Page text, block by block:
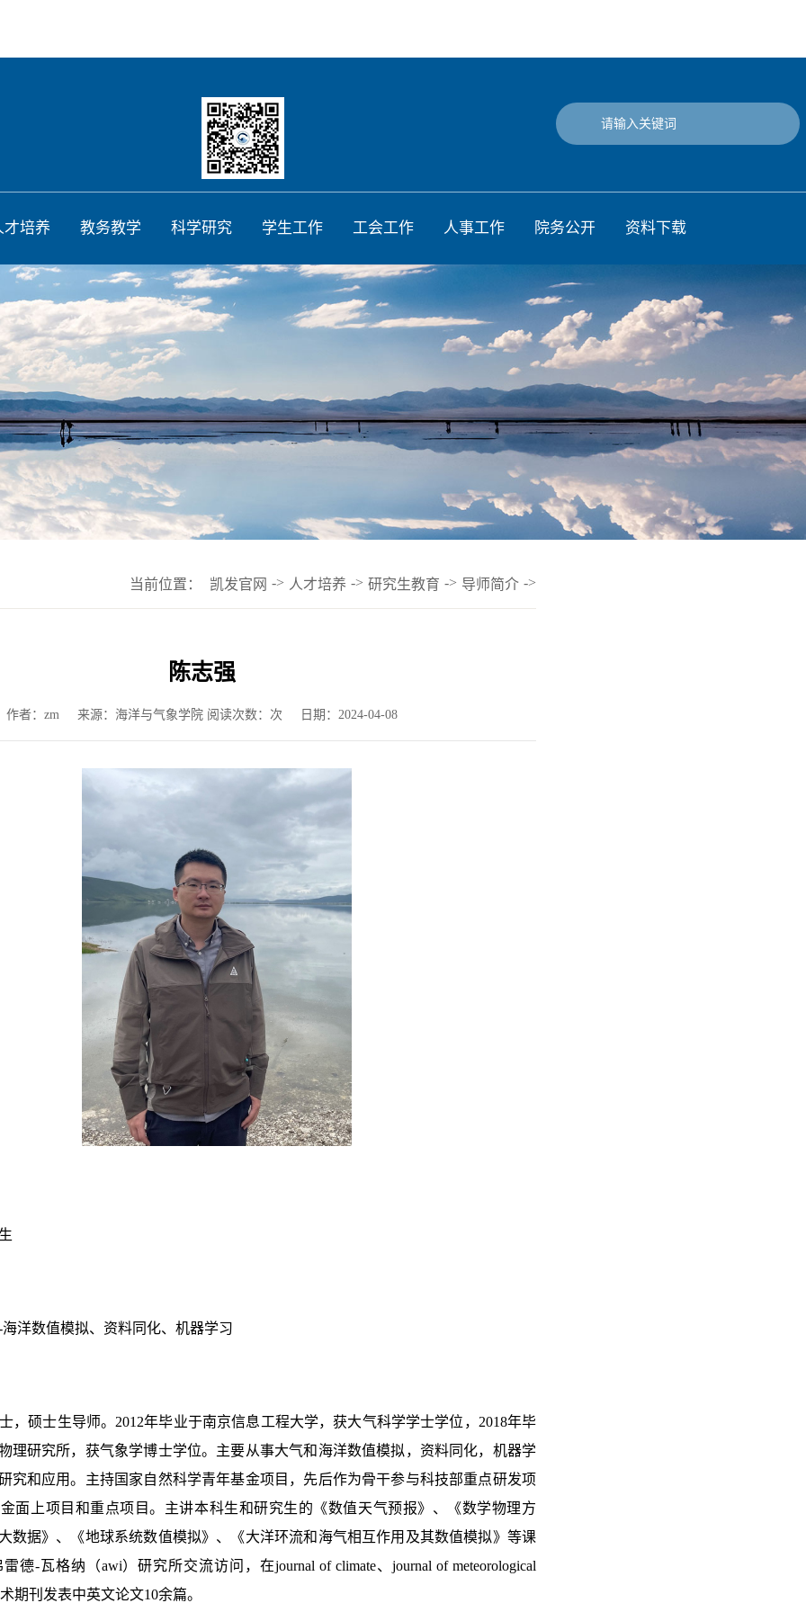
才培养 教务教学 科学研究 学生工作 工会工作 人事工作 院务公开 资料下载
当前位置： 凯发官网 -> 人才培养 -> 研究生教育 -> 导师简介 ->
陈志强
作者：zm 来源：海洋与气象学院 阅读次数：次 日期：2024-04-08
洋数值模拟、资料同化、机器学习
，硕士生导师。2012年毕业于南京信息工程大学，获大气科学学士学位，2018年毕
理研究所，获气象学博士学位。主要从事大气和海洋数值模拟，资料同化，机器学
究和应用。主持国家自然科学青年基金项目，先后作为骨干参与科技部重点研发项
面上项目和重点项目。主讲本科生和研究生的《数值天气预报》、《数学物理方
数据》、《地球系统数值模拟》、《大洋环流和海气相互作用及其数值模拟》等课
德-瓦格纳（awi）研究所交流访问，在journal of climate、journal of meteorological
期刊发表中英文论文10余篇。